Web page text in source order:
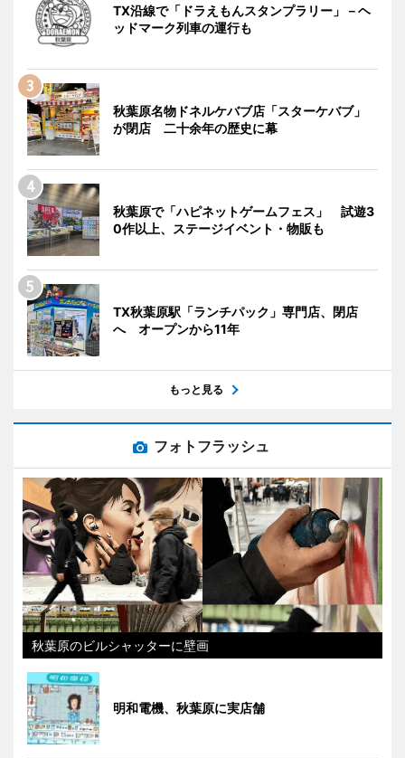
TX沿線で「ドラえもんスタンプラリー」－ヘ
ッドマーク列車の運行も
秋葉原名物ドネルケバブ店「スターケバブ」
が閉店 二十余年の歴史に幕
秋葉原で「ハピネットゲームフェス」 試遊3
0作以上、ステージイベント・物販も
TX秋葉原駅「ランチパック」専門店、閉店
へ オープンから11年
もっと見る
フォトフラッシュ
秋葉原のビルシャッターに壁画
明和電機、秋葉原に実店舗